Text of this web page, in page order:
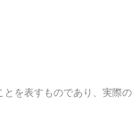
を表すものであり、実際の